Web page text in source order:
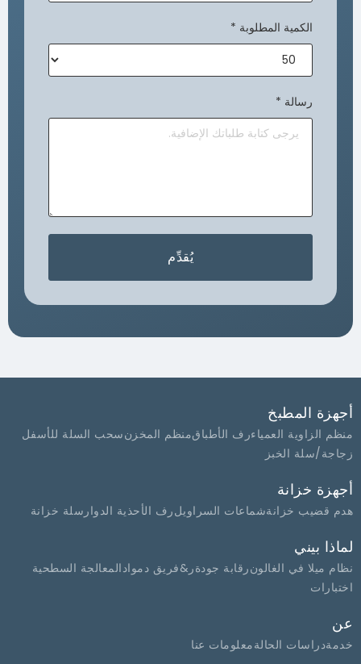
الكمية المطلوبة *
رسالة *
يُقدِّم
أجهزة المطبخ
منظم الزاوية العمياءرف الأطباقمنظم المخزنسحب السلة للأسفل
زجاجة/سلة الخبز
أجهزة خزانة
هدم قضيب خزانةشماعات السراويلرف الأحذية الدوار سلة خزانة
لماذا بيني
نظام ميلا في الغالونرقابة جودةر&فريق دموادالمعالجة السطحية
اختبارات
عن
خدمةدراسات الحالةمعلومات عنا